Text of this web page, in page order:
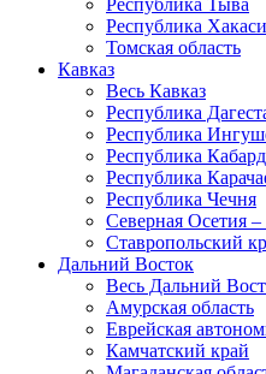
Республика Тыва
Республика
Томская область
Кавказ
Весь Кавказ
Республика
Республика
Республика
Республика
Республика Чечня
Северная Осетия
Ставропольский
Дальний Восток
Весь Дальний
Амурская область
Еврейская
Камчатский край